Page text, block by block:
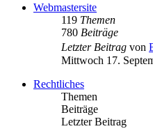
Webmastersite
119 Themen
780 Beiträge
Letzter Beitrag von
Mittwoch 17.
Rechtliches
Themen
Beiträge
Letzter Beitrag